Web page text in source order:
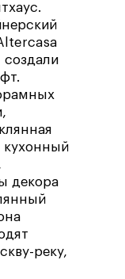
кухонный
декора
реку,